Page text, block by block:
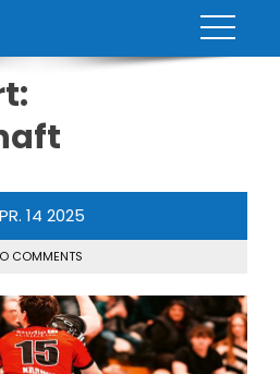
14 2025
COMMENTS